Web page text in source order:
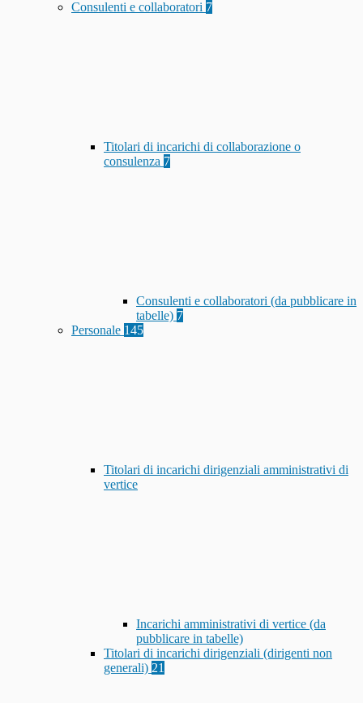
Consulenti e collaboratori 7
Titolari di incarichi di collaborazione o
consulenza 7
Consulenti e collaboratori (da pubblicare in
tabelle) 7
Personale 145
Titolari di incarichi dirigenziali amministrativi di
vertice
Incarichi amministrativi di vertice (da
pubblicare in tabelle)
Titolari di incarichi dirigenziali (dirigenti non
generali) 21